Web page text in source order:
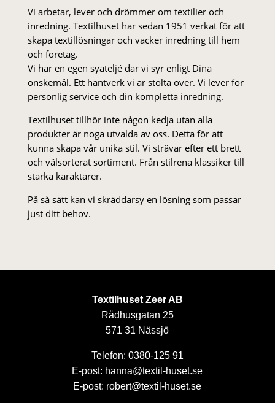
Vi arbetar, lever och drömmer om textilier och
inredning. Textilhuset har sedan 1951 verkat för att
skapa textillösningar och vacker inredning till hem
och företag.
Vi har en egen syateljé där vi syr enligt Dina
önskemål. Ett hantverk vi är stolta över. Vi lever för
personlig service och din kompletta inredning.
Textilhuset tillhör inte någon kedja utan alla
produkter är noga utvalda av oss. Detta för att
kunna skapa vår unika stil. Vi strä­var efter ett brett
och välsorterat sor­ti­ment. Från stil­rena klas­siker till
starka karaktärer.
På så sätt kan vi skräddarsy en lösning som passar
just ditt behov.
Textilhuset Zeer AB
Rådhusgatan 25
571 31 Nässjö
Telefon: 0380-125 91
E-post: hanna@textil-huset.se
E-post: robert@textil-huset.se